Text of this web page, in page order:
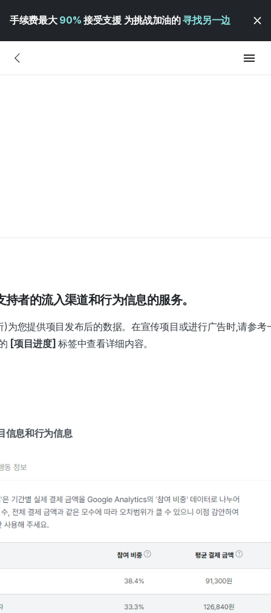
手续费最大 90% 接受支援 为挑战加油的寻找另一边
者的流入渠道和行为信息的服务。
)为您提供项目发布后的数据。在宣传项目或进行广告时,请参考
[项目进度]标签中查看详细内容。
信息和行为信息